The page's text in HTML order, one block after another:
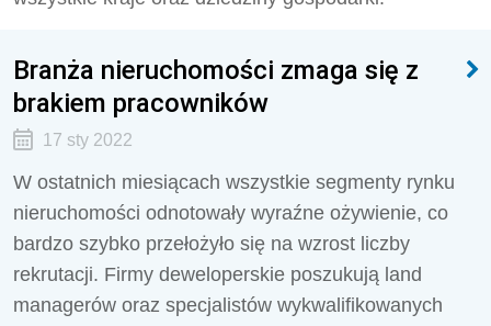
Branża nieruchomości zmaga się z
brakiem pracowników
17 sty 2022
W ostatnich miesiącach wszystkie segmenty rynku
nieruchomości odnotowały wyraźne ożywienie, co
bardzo szybko przełożyło się na wzrost liczby
rekrutacji. Firmy deweloperskie poszukują land
managerów oraz specjalistów wykwalifikowanych